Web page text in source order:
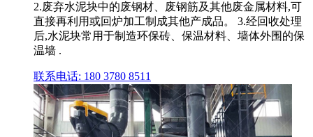
2.废弃水泥块中的废钢材、废钢筋及其他废金属材料,可
直接再利用或回炉加工制成其他产成品。 3.经回收处理
后,水泥块常用于制造环保砖、保温材料、墙体外围的保
温墙 .
联系电话: 180 3780 8511